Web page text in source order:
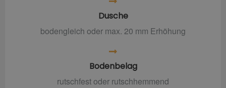
Dusche
bodengleich oder max. 20 mm Erhöhung
Bodenbelag
rutschfest oder rutschhemmend